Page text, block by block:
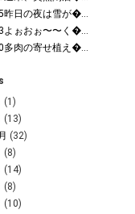
昨日の夜は雪が�...
よぉおぉ〜〜く�...
多肉の寄せ植え�...
(1)
(13)
(32)
(8)
(14)
(8)
(10)